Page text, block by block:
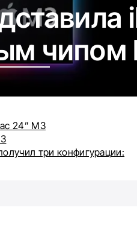
чипом
24” M3
три конфигурации: